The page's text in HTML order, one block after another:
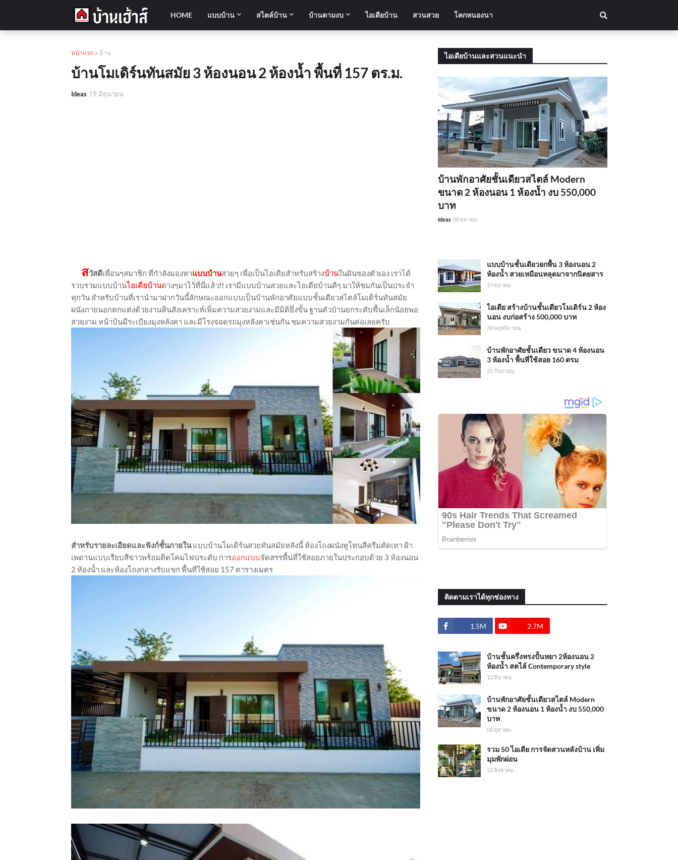
HOME แบบบ้าน สไตล์บ้าน บ้านตามงบ ไอเดียบ้าน สวนสวย โคกหนองนา
หน้าแรก บ้าน
บ้านโมเดิร์นทันสมัย 3 ห้องนอน 2 ห้องน้ำ พื้นที่ 157 ตร.ม.
Ideas 19 มิถุนายน
สวัสดีเพื่อนๆสมาชิก ที่กำลังมองหาแบบบ้านสวยๆ เพื่อเป็นไอเดียสำหรับสร้างบ้านในฝันของตัวเอง เราได้
รวบรวมแบบบ้านไอเดียบ้านต่างๆมาไว้ที่นี่แล้ว!! เรามีแบบบ้านสวยและไอเดียบ้านดีๆ มาให้ชมกันเป็นประจำ
ทุกวัน สำหรับบ้านที่เรานำมาฝากวันนี้ลักษณะออกแบบเป็นบ้านพักอาศัยแบบชั้นเดียวสไตล์โมเดิร์นทันสมัย
ผนังภายนอกตกแต่งด้วยงานหินสังเคราะห์เพิ่มความสวยงามและมีมิติยึ่งขั้น ฐานตัวบ้านยกระดับพื้นเล็กน้อยพอ
สวยงาม หน้าบ้นมีระเบียงมุงหลังคา และมีโรงจอดรถมุงหลังคาเช่นกัน ชมความสวยงามกันต่อเลยครับ
สำหรับรายละเอียดและฟังก์ชั้นภายในแบบบ้านโมเดิร์นสวยทันสมัยหลังนี้ ห้องโถงผนังทูโทนสีครีมตัดเทา ฝ้า
เพดานแบบเรียบสีขาวพร้อมติดโคมไฟประดับ การออกแบบจัดสรรพื้นที่ใช้สอยภายในประกอบด้วย 3 ห้องนอน
2 ห้องน้ำ และห้องโถงกลางรับแขก พื้นที่ใช้สอย 157 ตารางเมตร
ไอเดียบ้านและสวนแนะนำ
บ้านพักอาศัยชั้นเดียวสไตล์ Modern
ขนาด 2 ห้องนอน 1 ห้องน้ำ งบ 550,000
บาท
Ideas 08 ตุลาคม
แบบบ้านชั้นเดียวยกพื้น 3 ห้องนอน 2
ห้องน้ำ สวยเหมือนหลุดมาจากนิตยสาร
19 ตุลาคม
ไอเดีย สร้างบ้านชั้นเดียวโมเดิร์น 2 ห้อง
นอน งบก่อสร้าง 500,000 บาท
30 พฤศจิกายน
บ้านพักอาศัยชั้นเดียว ขนาด 4 ห้องนอน
3 ห้องน้ำ พื้นที่ใช้สอย 160 ตรม
25 กันยายน
ติดตามเราได้ทุกช่องทาง
1.5M 2.7M
บ้านชั้นครึ่งทรงปั้นหยา 2ห้องนอน 2
ห้องน้ำ สตไล์ Contemporary style
12 มีนาคม
บ้านพักอาศัยชั้นเดียวสไตล์ Modern
ขนาด 2 ห้องนอน 1 ห้องน้ำ งบ 550,000
บาท
08 ตุลาคม
รวม 50 ไอเดีย การจัดสวนหลังบ้าน เพิ่ม
มุมพักผ่อน
22 สิงหาคม